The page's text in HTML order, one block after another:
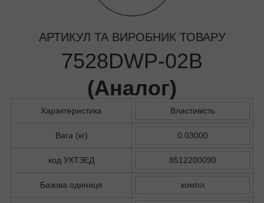
АРТИКУЛ ТА ВИРОБНИК ТОВАРУ
7528DWP-02B
(Аналог)
Характеристика Властивість
Вага (кг) 0.03000
код УКТЗЕД 8512200090
Базова одиниця компл